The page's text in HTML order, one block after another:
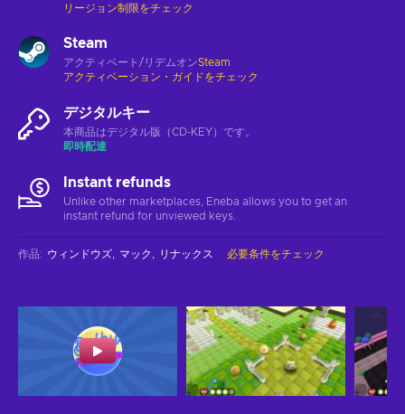
リージョン制限をチェック
Steam
アクティベート/リデムオンSteam
アクティベーション・ガイドをチェック
デジタルキー
本商品はデジタル版（CD-KEY）です。
即時配達
Instant refunds
Unlike other marketplaces, Eneba allows you to get an
instant refund for unviewed keys.
作品: ウィンドウズ マック リナックス 必要条件をチェック